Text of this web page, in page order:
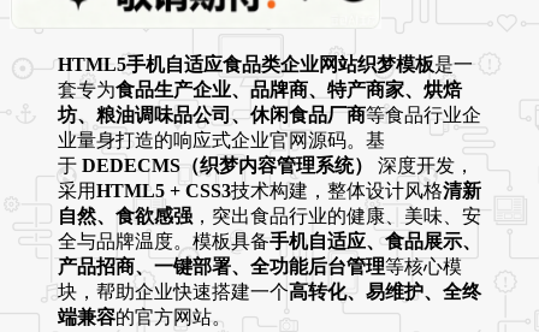
HTML5手机自适应食品类企业网站织梦模板是一
套专为食品生产企业、品牌商、特产商家、烘焙
坊、粮油调味品公司、休闲食品厂商等食品行业企
业量身打造的响应式企业官网源码。基
于 DEDECMS（织梦内容管理系统）
深度开发，
采用HTML5 + CSS3技术构建，整体设计风格清新
自然、食欲感强 ，突出食品行业的健康、美味、安
全与品牌温度。模板具备手机自适应、食品展示、
产品招商、一键部署、全功能后台管理等核心模
块，帮助企业快速搭建一个高转化、易维护、全终
端兼容的官方网站。